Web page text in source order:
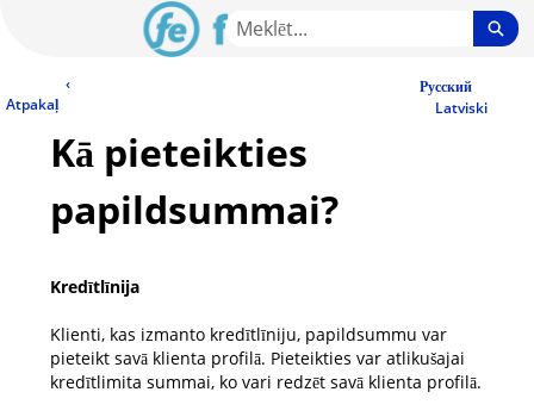
Content‹
Atpakaļ
Русский
Latviski
Kā pieteikties
papildsummai?
Kredītlīnija
Klienti, kas izmanto kredītlīniju, papildsummu var
pieteikt savā klienta profilā. Pieteikties var atlikušajai
kredītlimita summai, ko vari redzēt savā klienta profilā.